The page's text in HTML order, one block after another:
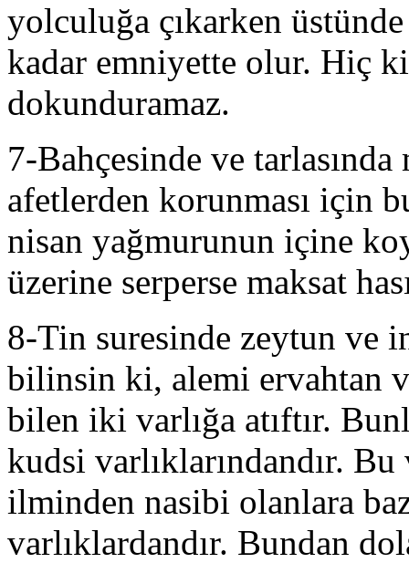
yolculuğa çıkarken
kadar emniyette olur. Hiç
dokunduramaz.
7-Bahçesinde ve
afetlerden korunması için
nisan yağmurunun içine
üzerine serperse maksat
8-Tin suresinde zeytun ve
bilinsin ki, alemi ervahtan
bilen iki varlığa atıftır.
kudsi varlıklarındandır.
ilminden nasibi olanlara
varlıklardandır. Bundan